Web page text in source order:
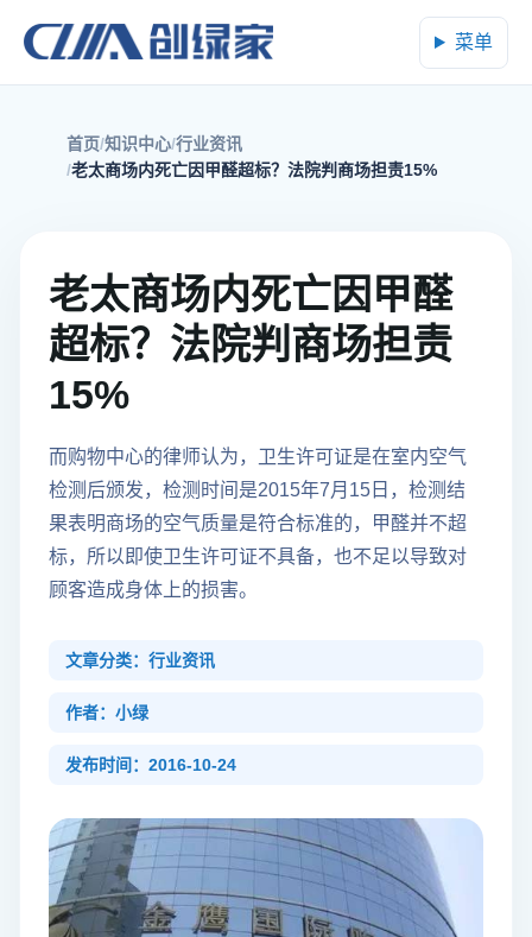
菜单
首页 知识中心 行业资讯
老太商场内死亡因甲醛超标？法院判商场担责15%
老太商场内死亡因甲醛
超标？法院判商场担责
15%
而购物中心的律师认为，卫生许可证是在室内空气
检测后颁发，检测时间是2015年7月15日，检测结
果表明商场的空气质量是符合标准的，甲醛并不超
标，所以即使卫生许可证不具备，也不足以导致对
顾客造成身体上的损害。
文章分类：行业资讯
作者：小绿
发布时间：2016-10-24